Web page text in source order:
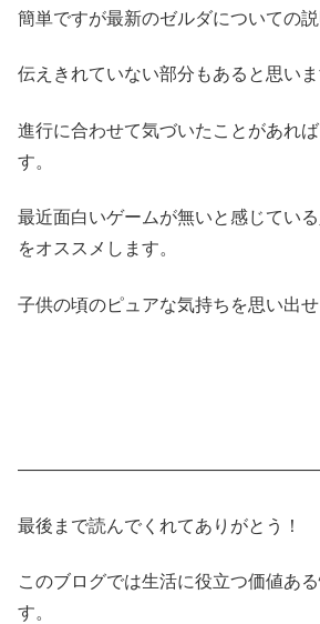
簡単ですが最新のゼルダについての説
伝えきれていない部分もあると思いま
進行に合わせて気づいたことがあれ
す。
最近面白いゲームが無いと感じてい
をオススメします。
子供の頃のピュアな気持ちを思い出せ
最後まで読んでくれてありがとう！
このブログでは生活に役立つ価値あ
す。